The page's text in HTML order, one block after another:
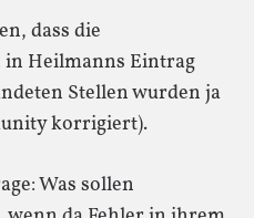
dass die
in Heilmanns Eintrag
Stellen wurden ja
korrigiert).
Was sollen